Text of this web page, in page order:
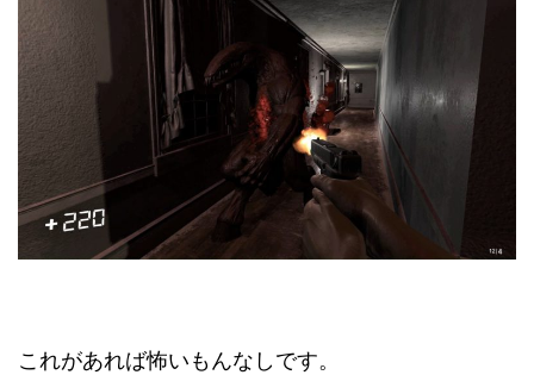
これがあれば怖いもんなしです。